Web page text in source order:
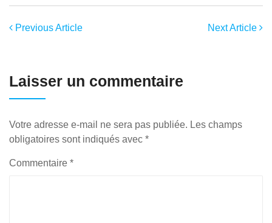
Previous Article Next Article
Laisser un commentaire
Votre adresse e-mail ne sera pas publiée. Les champs
obligatoires sont indiqués avec *
Commentaire *